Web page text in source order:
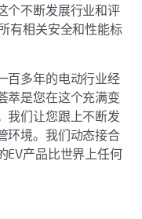
个不断发展行业和评
有相关安全和性能标
百多年的电动行业经
萃是您在这个充满变
我们让您跟上不断发
环境。我们动态接合
EV产品比世界上任何